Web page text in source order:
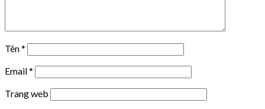
Tên*
Email*
Trang web